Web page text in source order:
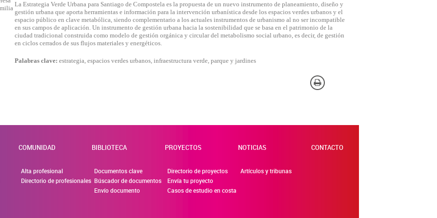
La Estrategia Verde Urbana para Santiago de Compostela es la propuesta de un nuevo instrumento de planeamiento, diseño y
gestión urbana que aporta herramientas e información para la intervención urbanística desde los espacios verdes urbanos y el
espacio público en clave metabólica, siendo complementario a los actuales instrumentos de urbanismo al no ser incompatible
en sus campos de aplicación. Un instrumento de gestión urbana hacia la sostenibilidad que se basa en el patrimonio de la
ciudad tradicional construida como modelo de gestión orgánica y circular del metabolismo social urbano, es decir, de gestión
en ciclos cerrados de sus flujos materiales y energéticos.
Palabras clave: estrategia, espacios verdes urbanos, infraestructura verde, parque y jardines
COMUNIDAD
Alta profesional
Directorio de profesionales
BIBLIOTECA
Documentos clave
Búscador de documentos
Envío documento
PROYECTOS
Directorio de proyectos
Envía tu proyecto
Casos de estudio en costa
NOTICIAS
Artículos y tribunas
CONTACTO
las visitas y fuentes de tráfico para poder evaluar el rendimiento de nuestro sitio y mejorarlo. Nos
las más o menos visitadas, y cómo los visitantes navegan por el sitio. Toda la información que
y, por lo tanto, es anónima.